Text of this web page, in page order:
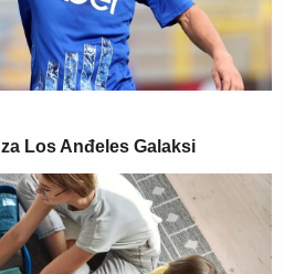
Los Anđeles Galaksi